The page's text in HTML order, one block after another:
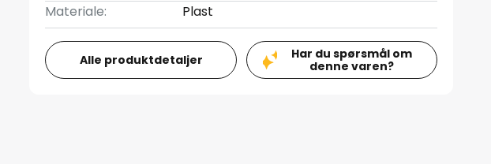
Materiale:
Plast
Alle produktdetaljer
Har du spørsmål om
denne varen?